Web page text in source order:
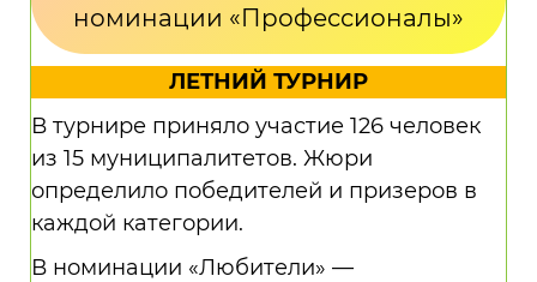
номинации «Профессионалы»
ЛЕТНИЙ ТУРНИР
В турнире приняло участие 126 человек
из 15 муниципалитетов. Жюри
определило победителей и призеров в
каждой категории.
В номинации «Любители» —